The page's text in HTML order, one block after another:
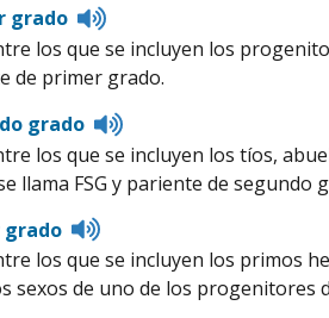
grado
Listen
pronunciation
los que se incluyen los
de primer grado.
grado
Listen
to
pronunciation
los que se incluyen los tíos,
llama FSG y pariente de segundo
Listen
pronunciation
los que se incluyen los primos
sexos de uno de los progenitores